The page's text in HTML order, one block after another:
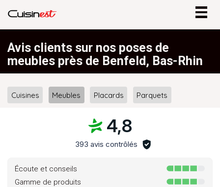
Avis clients sur nos poses de
meubles près de Benfeld, Bas-Rhin
Cuisines Meubles Placards Parquets
4,8
393 avis contrôlés
Écoute et conseils
Gamme de produits